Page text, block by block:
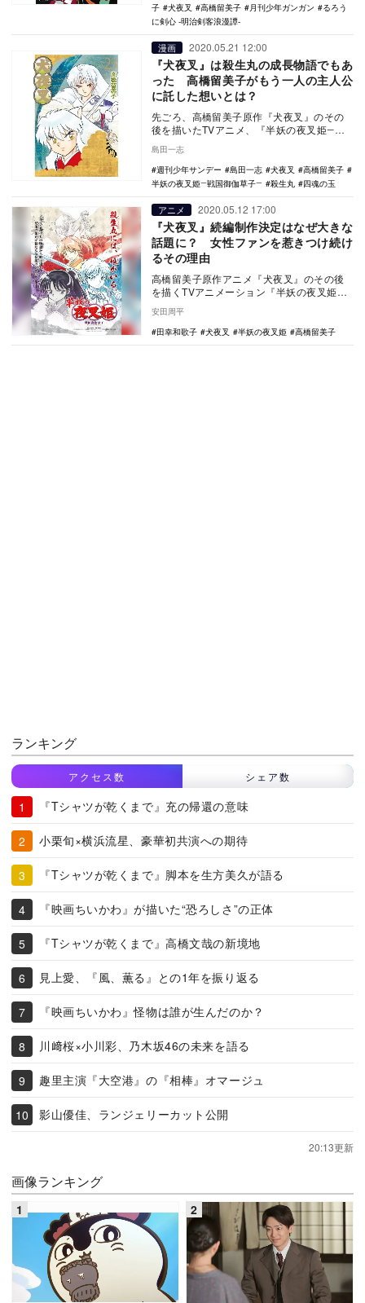
子
犬夜叉 高橋留美子 月刊少年ガンガン
るろう
に剣心 -明治剣客浪漫譚-
漫画 2020.05.21 12:00
『犬夜叉』は殺生丸の成長物語でもあ
った 高橋留美子がもう一人の主人公
に託した想いとは？
先ごろ、高橋留美子原作『犬夜叉』のその
後を描いたTVアニメ、『半妖の夜叉姫―戦
題を集めて…
島田一志
週刊少年サンデー
島田一志 犬夜叉
高橋留美子
半妖の夜叉姫―戦国御伽草子―
殺生丸 四魂の玉
アニメ 2020.05.12 17:00
『犬夜叉』続編制作決定はなぜ大きな
話題に？ 女性ファンを惹きつけ続け
るその理由
高橋留美子原作アニメ『犬夜叉』のその後
を描くTVアニメーション『半妖の夜叉姫』
の制作が決定した。 『犬夜叉』は、『週
刊少…
安田周平
田幸和歌子
犬夜叉 半妖の夜叉姫 高橋留美子
ランキング
アクセス数 シェア数
『Tシャツが乾くまで』充の帰還の意味
小栗旬×横浜流星、豪華初共演への期待
『Tシャツが乾くまで』脚本を生方美久が語る
『映画ちいかわ』が描いた“恐ろしさ”の正体
『Tシャツが乾くまで』高橋文哉の新境地
見上愛、『風、薫る』との1年を振り返る
『映画ちいかわ』怪物は誰が生んだのか？
川﨑桜×小川彩、乃木坂46の未来を語る
趣里主演『大空港』の『相棒』オマージュ
影山優佳、ランジェリーカット公開
20:13更新
画像ランキング